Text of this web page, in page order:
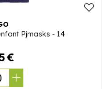
Pjmasks - 14
€